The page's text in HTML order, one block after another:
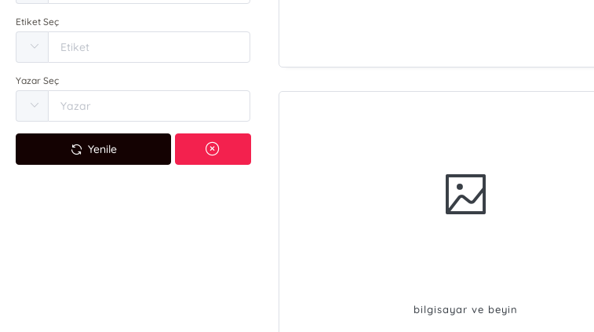
Etiket Seç
Yazar Seç
Yenile
bilgisayar ve beyin